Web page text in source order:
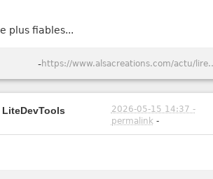
plus fiables...
- https://www.alsacreations.com/actu/
2026-05-15 14:37 -
permalink -